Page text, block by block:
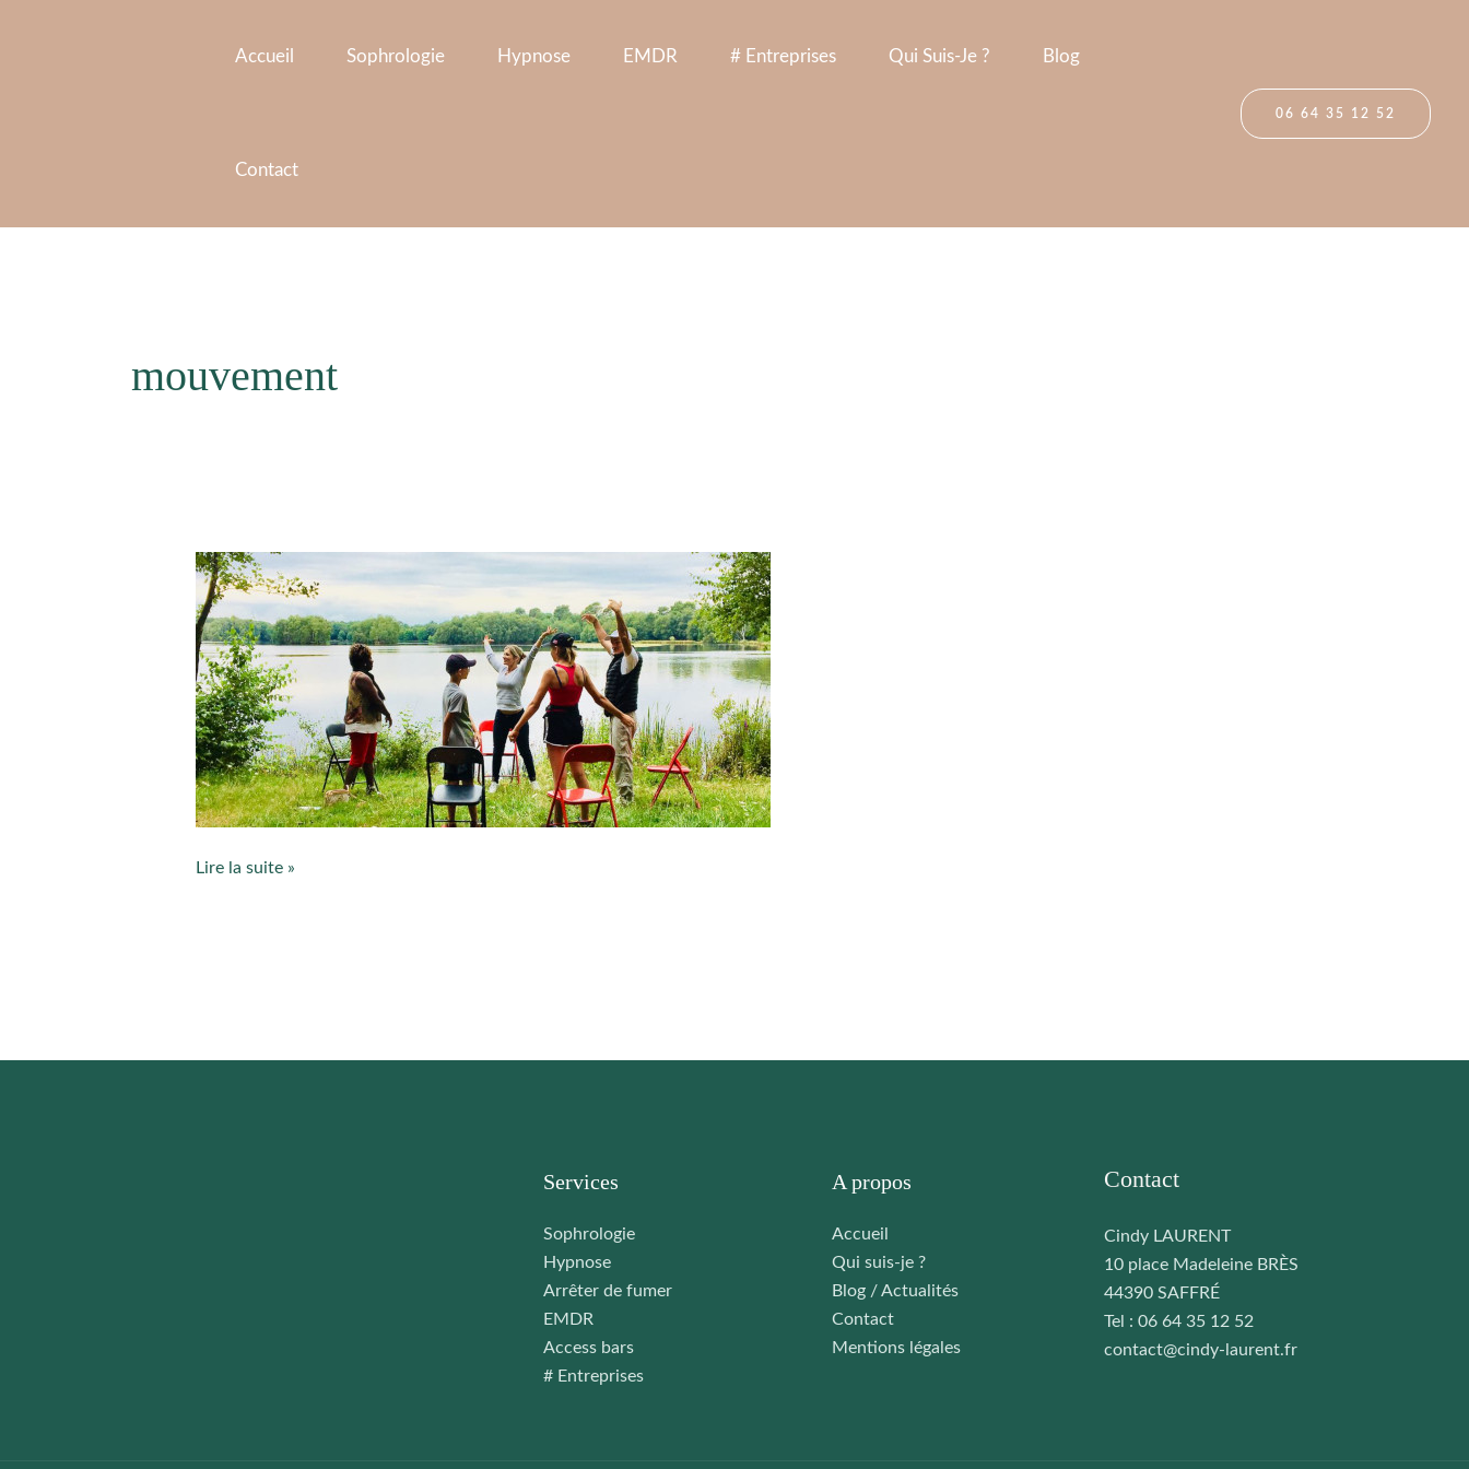
Accueil Sophrologie Hypnose EMDR # Entreprises Qui Suis-Je ? Blog
Contact
06 64 35 12 52
mouvement
Sophrologie
en
pleine
nature
Lire la suite »
Services
Sophrologie
Hypnose
Arrêter de fumer
EMDR
Access bars
# Entreprises
A propos
Accueil
Qui suis-je ?
Blog / Actualités
Contact
Mentions légales
Contact
Cindy LAURENT
10 place Madeleine BRÈS
44390 SAFFRÉ
Tel : 06 64 35 12 52
contact@cindy-laurent.fr